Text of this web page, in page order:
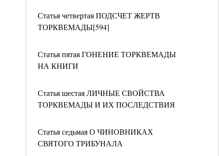
Статья четвертая ПОДСЧЕТ ЖЕРТВ
ТОРКВЕМАДЫ[594]
Статья пятая ГОНЕНИЕ ТОРКВЕМАДЫ
НА КНИГИ
Статья шестая ЛИЧНЫЕ СВОЙСТВА
ТОРКВЕМАДЫ И ИХ ПОСЛЕДСТВИЯ
Статья седьмая О ЧИНОВНИКАХ
СВЯТОГО ТРИБУНАЛА